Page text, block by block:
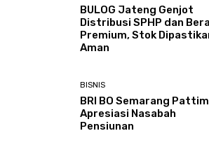
BULOG Jateng Genjot
Distribusi SPHP dan
Premium, Stok
Aman
BISNIS
BRI BO Semarang
Apresiasi Nasabah
Pensiunan